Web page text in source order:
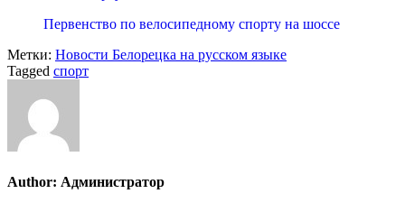
Первенство по велосипедному спорту на шоссе
Метки: Новости Белорецка на русском языке
Tagged спорт
Author: Администратор